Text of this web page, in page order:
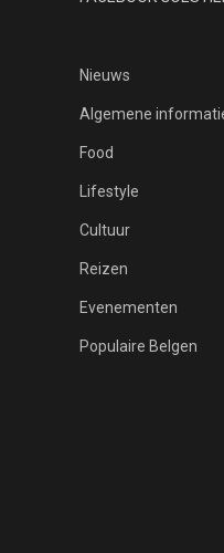
Nieuws
Algemene
Food
Lifestyle
Cultuur
Reizen
Evenementen
Populaire Belgen